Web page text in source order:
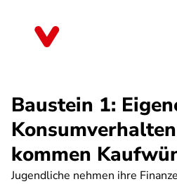
Baustein 1:
kommen
Jugendliche nehmen ihre